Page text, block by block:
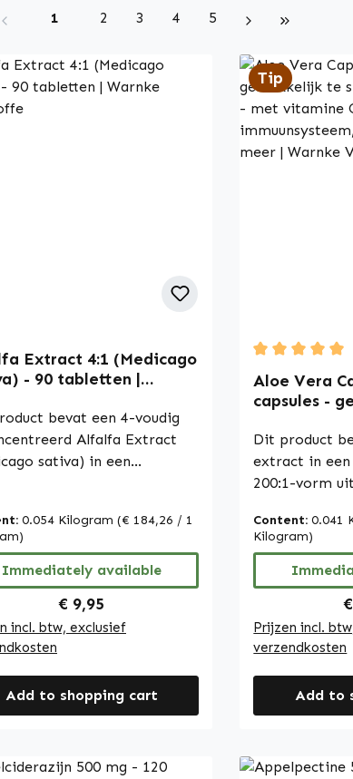
Page
1 Page
2 Page
3 Page
4 Page
5
Extract 4:1 (Medicago
- 90 tabletten |
bevat een 4-voudig
Alfalfa Extract
sativa) in een
als vulstof. Ze bieden een
en geconcentreerde
van Alfalfa Extract die
te doseren is en
in het dagelijks leven
geïntegreerd. Warnke
- Duitse
- Made in
vegan •
in Duitsland •
0.054 Kilogram (€ 184,26 / 1
Immediately available
Regular price:
€ 9,95
incl. btw, exclusief
Add to shopping cart
Tip
Average
Aloe Vera
capsules -
vitamine C
Dit product
extract in
200:1-vorm
extract is
bevat 10%
Daarnaast
en L-leucine
terwijl
wordt
kunnen
Content:0.041
Kilogram)
Prijzen incl.
verzendkosten
Add to